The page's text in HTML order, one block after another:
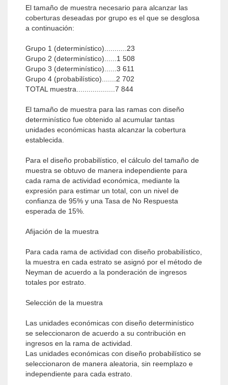
El tamaño de muestra necesario para alcanzar las
coberturas deseadas por grupo es el que se desglosa
a continuación:
Grupo 1 (determinístico)...........23
Grupo 2 (determinístico)......1 508
Grupo 3 (determinístico)......3 611
Grupo 4 (probabilístico).......2 702
TOTAL muestra...................7 844
El tamaño de muestra para las ramas con diseño
determinístico fue obtenido al acumular tantas
unidades económicas hasta alcanzar la cobertura
establecida.
Para el diseño probabilístico, el cálculo del tamaño de
muestra se obtuvo de manera independiente para
cada rama de actividad económica, mediante la
expresión para estimar un total, con un nivel de
confianza de 95% y una Tasa de No Respuesta
esperada de 15%.
Afijación de la muestra
Para cada rama de actividad con diseño probabilístico,
la muestra en cada estrato se asignó por el método de
Neyman de acuerdo a la ponderación de ingresos
totales por estrato.
Selección de la muestra
Las unidades económicas con diseño determinístico
se seleccionaron de acuerdo a su contribución en
ingresos en la rama de actividad.
Las unidades económicas con diseño probabilístico se
seleccionaron de manera aleatoria, sin reemplazo e
independiente para cada estrato.